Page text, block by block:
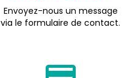
Envoyez-nous un message
via le formulaire de contact.